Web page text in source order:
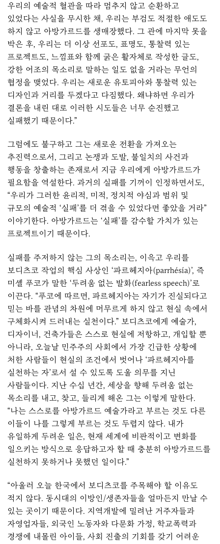
우리의 예술적 혈관을 따라 멈추지 않고 순환하고
있었다는 사실을 무시한 채, 우리는 부검도 적절한 애도도
하지 않고 아방가르드를 생매장했다. 그 관에 마지막 못을
박은 후, 우리는 더 이상 선포도, 표명도, 통찰력 있는
프로젝트도, 느낌표와 함께 굵은 활자체로 작성한 글도,
강한 어조의 목소리로 말하는 일도 없을 거라는 무언의
협정을 맺었다. 우리는 새로운 유토피아와 통찰력 있는
디자인과 거리를 두겠다고 다짐했다. 왜냐하면 우리가
결론을 내린 대로 이러한 시도들은 너무 순진했고
실패했기 때문이다.”
그럼에도 불구하고 그는 새로운 전환을 가져오는
추진력으로서, 그리고 논쟁과 도발, 불일치의 사건과
행동을 창출하는 존재로서 지금 우리에게 아방가르드가
필요함을 역설한다. 과거의 실패를 기꺼이 인정하면서도,
“우리가 그러한 윤리적, 미적, 정치적 야심과 범위 및
규모의 예술적 ‘실패’를 더 겪을 수 있었다면 좋았을 거라”
이야기한다. 아방가르드는 ‘실패’를 감수할 가치가 있는
프로젝트이기 때문이다.
실패를 주저하지 않는 그의 목소리는, 이윽고 우리를
보디츠코 작업의 핵심 사상인 ‘파르헤지아(parrhésía)’, 즉
미셸 푸코가 말한 ‘두려움 없는 발화(fearless speech)’로
이끈다. “푸코에 따르면, 파르헤지아는 자기가 진실되다고
믿는 바를 관념의 차원에 머무르게 하지 않고 현실 속에서
구체화시켜 드러내는 실천이다.” 보디츠코에게 예술가,
디자이너, 건축가들은 스스로 현실에 저항하고, 개입할 뿐
아니라, 오늘날 민주주의 사회에서 가장 긴급한 상황에
처한 사람들이 현실의 조건에서 벗어나 ‘파르헤지아를
실천하는 자’로서 설 수 있도록 도울 의무를 지닌
사람들이다. 지난 수십 년간, 세상을 향해 두려움 없는
목소리를 내고, 찾고, 들리게 해온 그는 이렇게 말한다.
“나는 스스로를 아방가르드 예술가라고 부르는 것도 다른
이들이 나를 그렇게 부르는 것도 두렵지 않다. 내가
유일하게 두려운 일은, 현재 세계에 비판적이고 변화를
일으키는 방식으로 응답하고자 할 때 충분히 아방가르드를
실천하지 못하거나 못했던 일이다.”
“아울러 오늘 한국에서 보디츠코를 주목해야 할 이유도
적지 않다. 동시대의 이방인/생존자들을 얼마든지 만날 수
있는 곳이기 때문이다. 지역개발에 밀려난 거주자들과
자영업자들, 외국인 노동자와 다문화 가정, 학교폭력과
경쟁에 내몰린 아이들, 사회 진출의 기회를 갖기 어려운